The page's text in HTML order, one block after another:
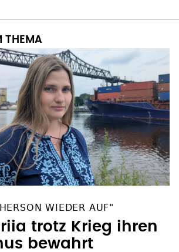
THEMA
WIEDER AUF"
trotz Krieg ihren
bewahrt